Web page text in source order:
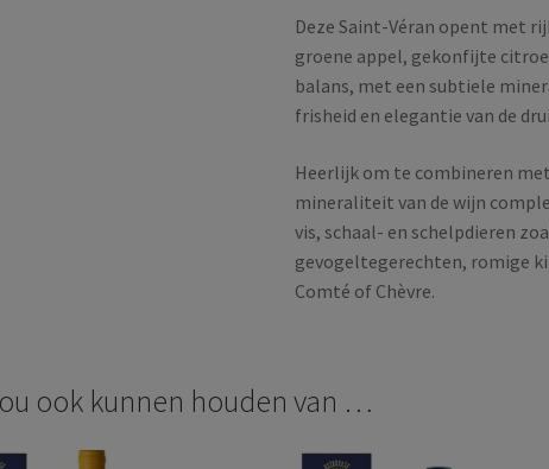
Deze Saint-Véran opent met
groene appel, gekonfijte
balans, met een subtiele
frisheid en elegantie van de
Heerlijk om te combineren
mineraliteit van de wijn
vis, schaal- en schelpdieren
gevogeltegerechten, romige
Comté of Chèvre.
ook kunnen houden van …